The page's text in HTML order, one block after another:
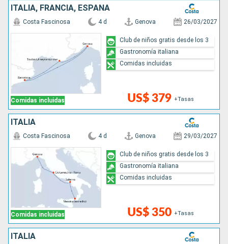
ITALIA, FRANCIA, ESPAÑA
Comidas incluidas
Costa Fascinosa 4 d Genova 26/03/2027
US$ 379 +Tasas
Club de niños gratis desde los 3
Gastronomía italiana
Comidas incluidas
ITALIA
Comidas incluidas
Costa Fascinosa 4 d Genova 29/03/2027
US$ 350 +Tasas
Club de niños gratis desde los 3
Gastronomía italiana
Comidas incluidas
ITALIA